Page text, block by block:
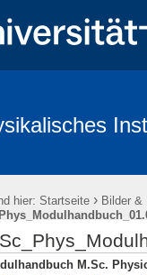
hier: Startseite › Bilder &
M.Sc.